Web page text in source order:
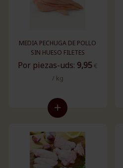
MEDIA PECHUGA DE POLLO
SIN HUESO FILETES
Por piezas-uds: 9,95 €
/ kg